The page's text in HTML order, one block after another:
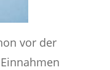
vor der